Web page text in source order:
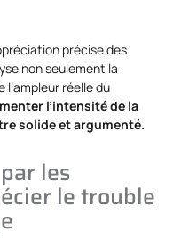
précise des
non seulement la
réelle du
l’intensité de la
solide et argumenté.
les
le trouble